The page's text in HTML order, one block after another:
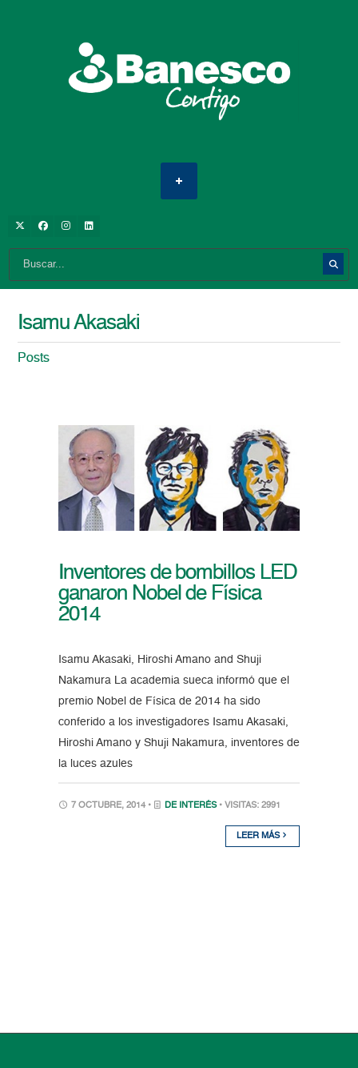
Isamu Akasaki
Posts
Inventores de bombillos LED
ganaron Nobel de Física
2014
Isamu Akasaki, Hiroshi Amano and Shuji
Nakamura La academia sueca informó que el
premio Nobel de Física de 2014 ha sido
conferido a los investigadores Isamu Akasaki,
Hiroshi Amano y Shuji Nakamura, inventores de
la luces azules
7 OCTUBRE, 2014 • DE INTERÉS • VISITAS: 2991
LEER MÁS